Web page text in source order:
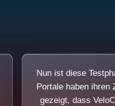
Nun ist diese
Portale haben ihren
gezeigt, dass